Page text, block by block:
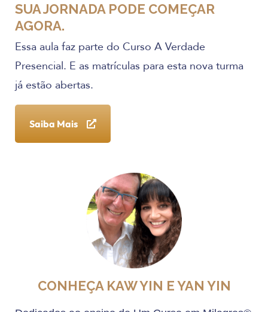
SUA JORNADA PODE COMEÇAR
AGORA.
Essa aula faz parte do Curso A Verdade
Presencial. E as matrículas para esta nova turma
já estão abertas.
Saiba Mais
CONHEÇA KAW YIN E YAN YIN